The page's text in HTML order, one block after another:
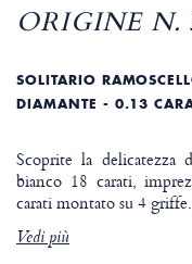
ORIGINE N.
SOLITARIO
DIAMANTE - 0.13
Scoprite la
bianco 18 carati,
carati montato su 4 griffe.
Vedi più